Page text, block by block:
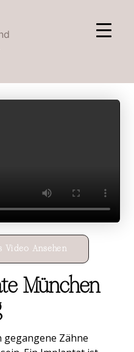
Video Ansehen
München
Zähne